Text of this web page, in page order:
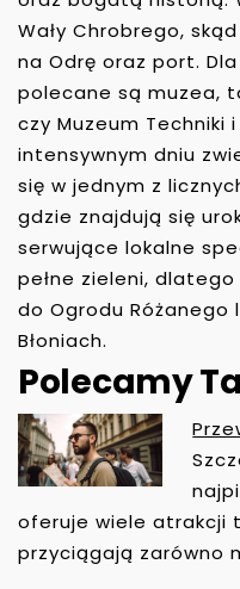
Wały Chrobrego,
na Odrę oraz port.
polecane są muzea,
czy Muzeum Techniki
intensywnym dniu
się w jednym z
gdzie znajdują się
serwujące lokalne
pełne zieleni,
do Ogrodu Różanego
Błoniach.
Polecamy
oferuje wiele atrakcji
przyciągają zarówno
N
A
W
I